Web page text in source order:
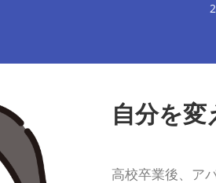
自分を変
高校卒業後、ア